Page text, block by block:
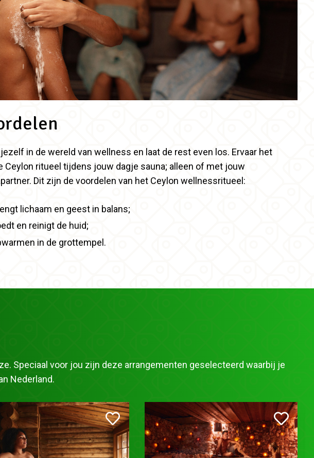
in de wereld van wellness en laat de rest even los. Ervaar het
Ceylon ritueel tijdens jouw dagje sauna; alleen of met jouw
Dit zijn de voordelen van het Ceylon wellnessritueel:
lichaam en geest in balans;
en reinigt de huid;
in de grottempel.
Speciaal voor jou zijn deze arrangementen geselecteerd waarbij je
Nederland.